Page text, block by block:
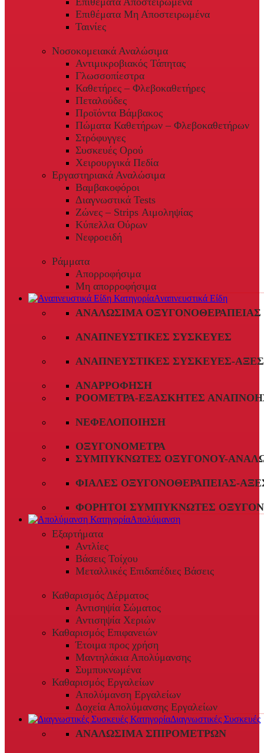
Επιθέματα Μη Αποστειρωμένα
Ταινίες
Νοσοκομειακά Αναλώσιμα
Αντιμικροβιακός Τάπητας
Γλωσσοπίεστρα
Καθετήρες – Φλεβοκαθετήρες
Πεταλούδες
Προϊόντα Βάμβακος
Πώματα Καθετήρων – Φλεβοκαθετήρων
Στρόφυγγες
Συσκευές Ορού
Χειρουργικά Πεδία
Εργαστηριακά Αναλώσιμα
Βαμβακοφόροι
Διαγνωστικά Tests
Ζώνες – Strips Αιμοληψίας
Κύπελλα Ούρων
Νεφροειδή
Ράμματα
Απορροφήσιμα
Μη απορροφήσιμα
Αναπνευστικά Είδη
ΑΝΑΛΏΣΙΜΑ ΟΞΥΓΟΝΟΘΕΡΑΠΕΊΑΣ
ΑΝΑΠΝΕΥΣΤΙΚΈΣ ΣΥΣΚΕΥΈΣ
ΑΝΑΠΝΕΥΣΤΙΚΈΣ ΣΥΣΚΕΥΈΣ-
ΑΝΑΡΡΌΦΗΣΗ
ΡΟΌΜΕΤΡΑ-ΕΞΑΣΚΗΤΈΣ
ΝΕΦΕΛΟΠΟΊΗΣΗ
ΟΞΥΓΟΝΌΜΕΤΡΑ
ΣΥΜΠΥΚΝΩΤΈΣ ΟΞΥΓΌΝΟΥ-
ΦΙΆΛΕΣ ΟΞΥΓΟΝΟΘΕΡΑΠΕΊΑΣ-
ΦΟΡΗΤΟΊ ΣΥΜΠΥΚΝΩΤΈΣ
Απολύμανση
Εξαρτήματα
Αντλίες
Βάσεις Τοίχου
Μεταλλικές Επιδαπέδιες Βάσεις
Καθαρισμός Δέρματος
Αντισηψία Σώματος
Αντισηψία Χεριών
Καθαρισμός Επιφανειών
Έτοιμα προς χρήση
Μαντηλάκια Απολύμανσης
Συμπυκνωμένα
Καθαρισμός Εργαλείων
Απολύμανση Εργαλείων
Δοχεία Απολύμανσης Εργαλείων
Διαγνωστικές Συσκευές
ΑΝΑΛΏΣΙΜΑ ΣΠΙΡΟΜΈΤΡΩΝ